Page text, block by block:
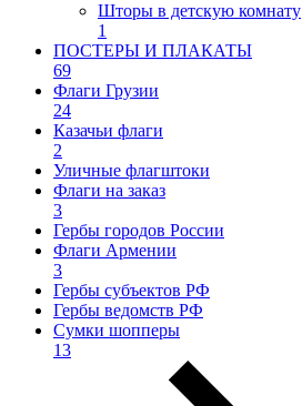
Шторы в детскую комнату
1
ПОСТЕРЫ И ПЛАКАТЫ
69
Флаги Грузии
24
Казачьи флаги
2
Уличные флагштоки
Флаги на заказ
3
Гербы городов России
Флаги Армении
3
Гербы субъектов РФ
Гербы ведомств РФ
Сумки шопперы
13